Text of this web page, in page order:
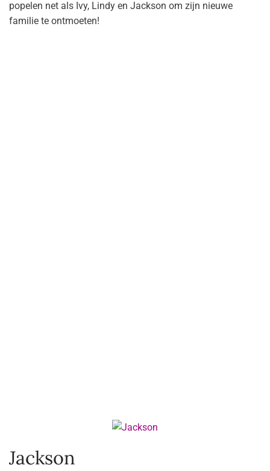
popelen net als Ivy, Lindy en Jackson om zijn nieuwe
familie te ontmoeten!
Jackson